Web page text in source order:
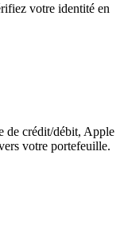
votre identité en
de crédit/débit, Apple
votre portefeuille.